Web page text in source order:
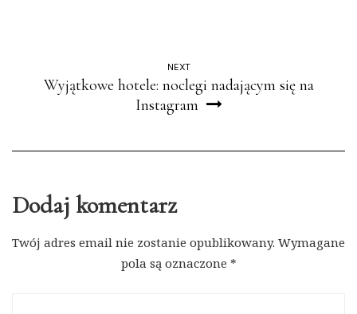
NEXT
Wyjątkowe hotele: noclegi nadającym się na
Instagram
Dodaj komentarz
Twój adres email nie zostanie opublikowany. Wymagane
pola są oznaczone *